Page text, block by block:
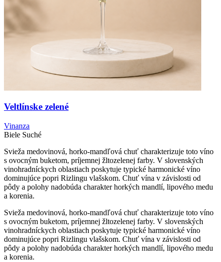
Veltlínske zelené
Vinanza
Biele Suché
Svieža medovinová, horko-mandľová chuť charakterizuje toto víno
s ovocným buketom, príjemnej žltozelenej farby. V slovenských
vinohradníckych oblastiach poskytuje typické harmonické víno
dominujúce popri Rizlingu vlašskom. Chuť vína v závislosti od
pôdy a polohy nadobúda charakter horkých mandlí, lipového medu
a korenia.
Svieža medovinová, horko-mandľová chuť charakterizuje toto víno
s ovocným buketom, príjemnej žltozelenej farby. V slovenských
vinohradníckych oblastiach poskytuje typické harmonické víno
dominujúce popri Rizlingu vlašskom. Chuť vína v závislosti od
pôdy a polohy nadobúda charakter horkých mandlí, lipového medu
a korenia.